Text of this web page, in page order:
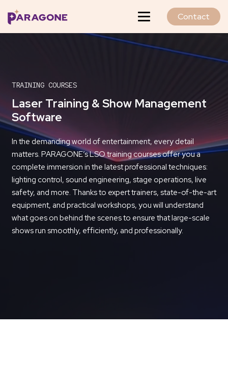
Contact
TRAINING COURSES
Laser Training & Show Management
Software
In the demanding world of entertainment, every detail
matters. PARAGONE’s LSO training courses offer you a
complete immersion in the latest professional techniques:
lighting control, sound engineering, stage operations, live
safety, and more. Thanks to expert trainers, state-of-the-art
equipment, and practical workshops, you will understand
what goes on behind the scenes to ensure that large-scale
shows run smoothly, efficiently, and professionally.